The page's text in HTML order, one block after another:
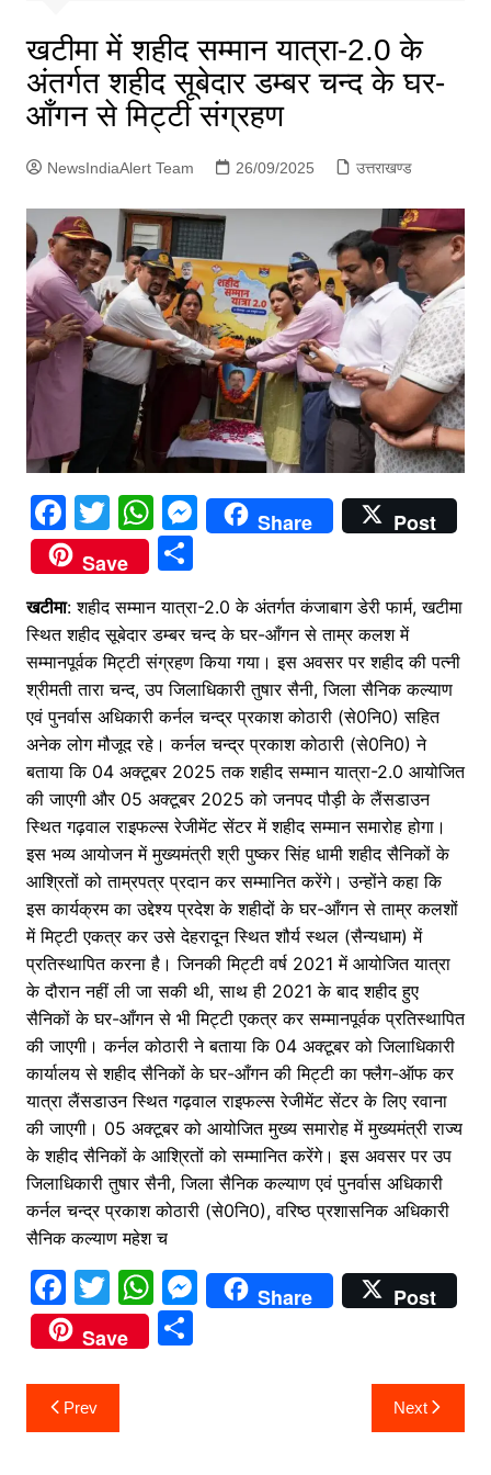
खटीमा में शहीद सम्मान यात्रा-2.0 के
अंतर्गत शहीद सूबेदार डम्बर चन्द के घर-
आँगन से मिट्टी संग्रहण
NewsIndiaAlert Team 26/09/2025 उत्तराखण्ड
F
a
c
e
b
o
o
k
T
w
itt
er
W
h
at
s
A
p
p
M
e
s
e
n
g
er
Share
Post
Save
S
ar
e
खटीमा: शहीद सम्मान यात्रा-2.0 के अंतर्गत कंजाबाग डेरी फार्म, खटीमा
स्थित शहीद सूबेदार डम्बर चन्द के घर-आँगन से ताम्र कलश में
सम्मानपूर्वक मिट्टी संग्रहण किया गया। इस अवसर पर शहीद की पत्नी
श्रीमती तारा चन्द, उप जिलाधिकारी तुषार सैनी, जिला सैनिक कल्याण
एवं पुनर्वास अधिकारी कर्नल चन्द्र प्रकाश कोठारी (से0नि0) सहित
अनेक लोग मौजूद रहे। कर्नल चन्द्र प्रकाश कोठारी (से0नि0) ने
बताया कि 04 अक्टूबर 2025 तक शहीद सम्मान यात्रा-2.0 आयोजित
की जाएगी और 05 अक्टूबर 2025 को जनपद पौड़ी के लैंसडाउन
स्थित गढ़वाल राइफल्स रेजीमेंट सेंटर में शहीद सम्मान समारोह होगा।
इस भव्य आयोजन में मुख्यमंत्री श्री पुष्कर सिंह धामी शहीद सैनिकों के
आश्रितों को ताम्रपत्र प्रदान कर सम्मानित करेंगे। उन्होंने कहा कि
इस कार्यक्रम का उद्देश्य प्रदेश के शहीदों के घर-आँगन से ताम्र कलशों
में मिट्टी एकत्र कर उसे देहरादून स्थित शौर्य स्थल (सैन्यधाम) में
प्रतिस्थापित करना है। जिनकी मिट्टी वर्ष 2021 में आयोजित यात्रा
के दौरान नहीं ली जा सकी थी, साथ ही 2021 के बाद शहीद हुए
सैनिकों के घर-आँगन से भी मिट्टी एकत्र कर सम्मानपूर्वक प्रतिस्थापित
की जाएगी। कर्नल कोठारी ने बताया कि 04 अक्टूबर को जिलाधिकारी
कार्यालय से शहीद सैनिकों के घर-आँगन की मिट्टी का फ्लैग-ऑफ कर
यात्रा लैंसडाउन स्थित गढ़वाल राइफल्स रेजीमेंट सेंटर के लिए रवाना
की जाएगी। 05 अक्टूबर को आयोजित मुख्य समारोह में मुख्यमंत्री राज्य
के शहीद सैनिकों के आश्रितों को सम्मानित करेंगे। इस अवसर पर उप
जिलाधिकारी तुषार सैनी, जिला सैनिक कल्याण एवं पुनर्वास अधिकारी
कर्नल चन्द्र प्रकाश कोठारी (से0नि0), वरिष्ठ प्रशासनिक अधिकारी
सैनिक कल्याण महेश च
F
a
c
e
b
T
w
itt
er
W
h
at
M
e
Share
Post
Save
S
Post
navigation
Prev Next